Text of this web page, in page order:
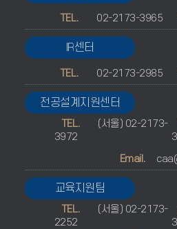
TEL. 02-2173-3965
IR센터
TEL. 02-2173-2985
전공설계지원센터
TEL.
(서울) 02-2173-
3972
Email.
교육지원팀
TEL.
(서울) 02-2173-
2252